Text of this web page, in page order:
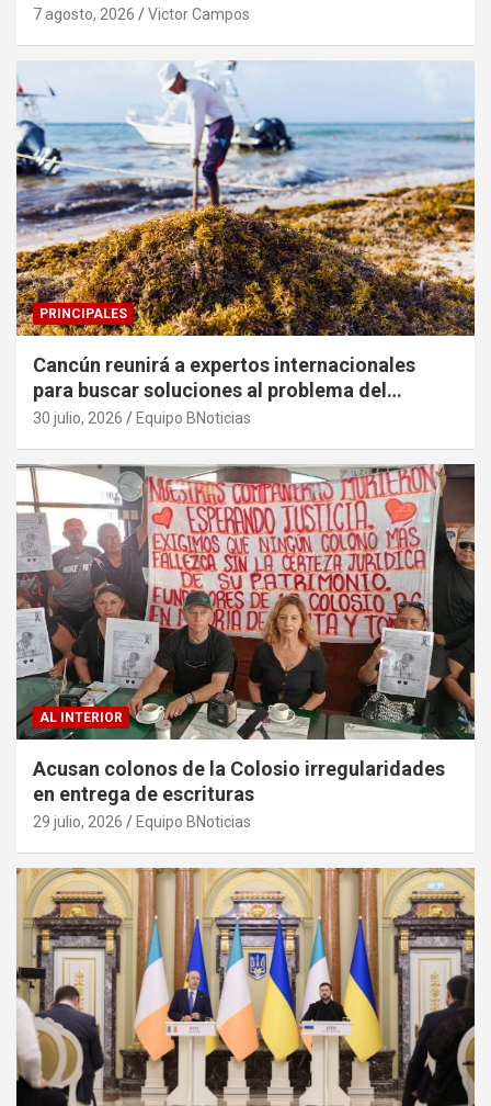
7 agosto, 2026 Victor Campos
PRINCIPALES
Cancún reunirá a expertos internacionales
para buscar soluciones al problema del
sargazo
30 julio, 2026 Equipo BNoticias
AL INTERIOR
Acusan colonos de la Colosio irregularidades
en entrega de escrituras
29 julio, 2026 Equipo BNoticias